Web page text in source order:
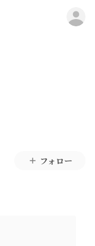
フォロー